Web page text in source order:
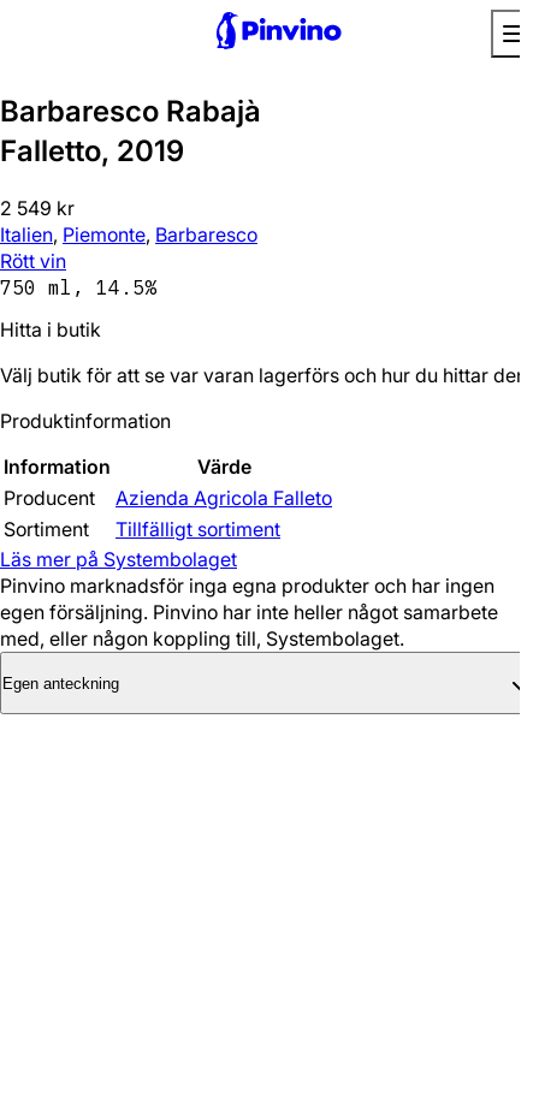
Barbaresco Rabajà
Falletto, 2019
2 549 kr
Italien, Piemonte, Barbaresco
Rött vin
750 ml, 14.5%
Hitta i butik
Välj butik för att se var varan lagerförs och hur du hittar den.
Produktinformation
Information
Värde
Producent
Azienda Agricola Falleto
Sortiment
Tillfälligt sortiment
Läs mer på Systembolaget
Pinvino marknadsför inga egna produkter och har ingen
egen försäljning. Pinvino har inte heller något samarbete
med, eller någon koppling till, Systembolaget.
Egen anteckning